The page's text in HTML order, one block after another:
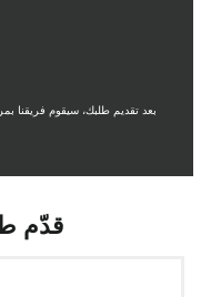
بعد تقديم طلبك، سيقوم فريقنا
قدّم